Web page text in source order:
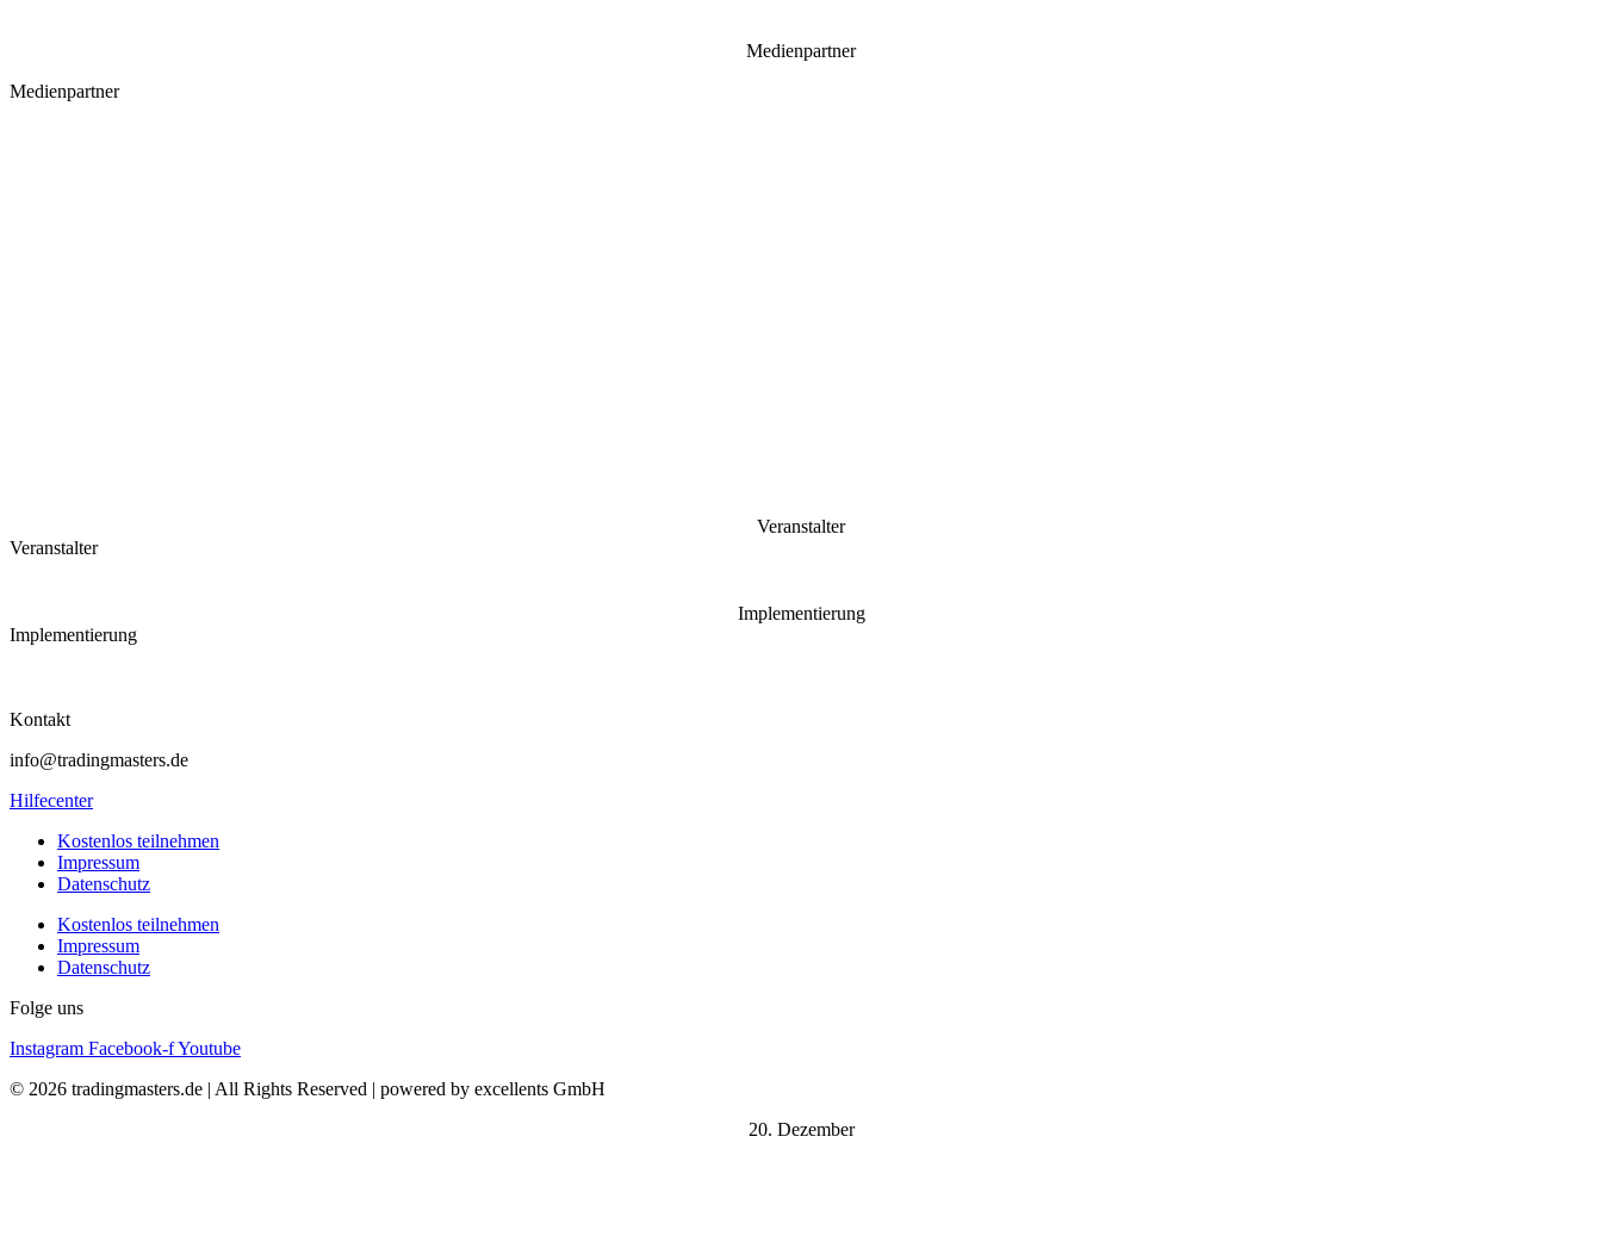
Medienpartner
Medienpartner
Veranstalter
Veranstalter
Implementierung
Implementierung
Kontakt
info@tradingmasters.de
Hilfecenter
Kostenlos teilnehmen
Impressum
Datenschutz
Kostenlos teilnehmen
Impressum
Datenschutz
Folge uns
Instagram Facebook-fYoutube
© 2026 tradingmasters.de | All Rights Reserved | powered by excellents GmbH
20. Dezember